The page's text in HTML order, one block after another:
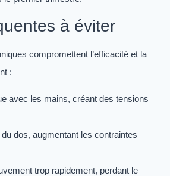
à éviter
compromettent l’efficacité et la
:
avec les mains, créant des tensions
dos, augmentant les contraintes
trop rapidement, perdant le